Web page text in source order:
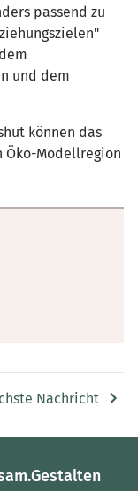
passend zu
und dem
können das
Öko-Modellregion
Nachricht